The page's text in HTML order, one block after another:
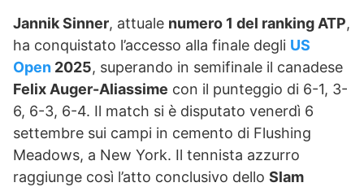
Jannik Sinner, attuale numero 1 del ranking ATP,
ha conquistato l’accesso alla finale degli US
Open 2025, superando in semifinale il canadese
Felix Auger-Aliassime con il punteggio di 6-1, 3-
6, 6-3, 6-4. Il match si è disputato venerdì 6
settembre sui campi in cemento di Flushing
Meadows, a New York. Il tennista azzurro
raggiunge così l’atto conclusivo dello Slam